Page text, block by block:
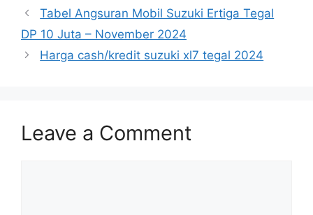
Tabel Angsuran Mobil Suzuki Ertiga Tegal
DP 10 Juta – November 2024
Harga cash/kredit suzuki xl7 tegal 2024
Leave a Comment